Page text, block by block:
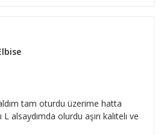
tam oturdu üzerime hatta
L alsaydımda olurdu aşırı kalıtelı ve